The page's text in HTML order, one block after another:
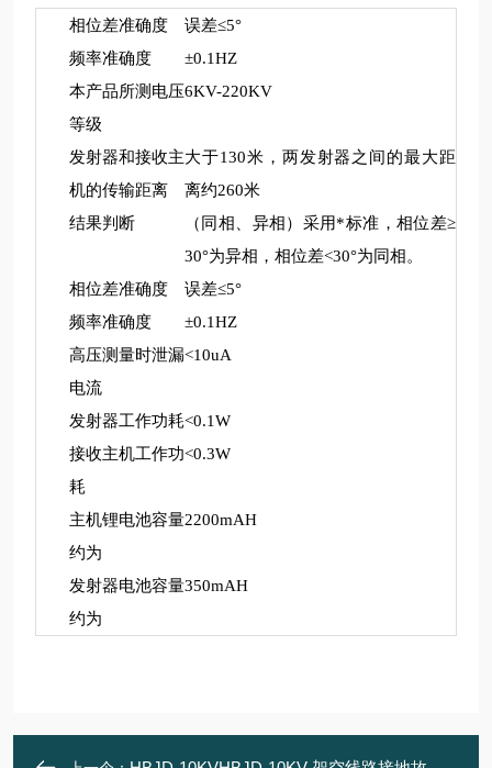
相位差准确度
误差≤5°
频率准确度
±0.1HZ
本产品所测电压
等级
6KV-220KV
发射器和接收主
机的传输距离
大于130米，两发射器之间的最大距
离约260米
结果判断
（同相、异相）采用*标准，相位差≥
30°为异相，相位差<30°为同相。
相位差准确度
误差≤5°
频率准确度
±0.1HZ
高压测量时泄漏
电流
<10uA
发射器工作功耗<0.1W
接收主机工作功
耗
<0.3W
主机锂电池容量
约为
2200mAH
发射器电池容量
约为
350mAH